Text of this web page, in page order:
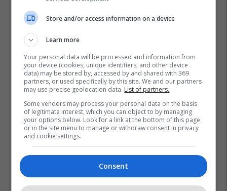
Store and/or access information on a device
Learn more
Your personal data will be processed and information from
your device (cookies, unique identifiers, and other device
data) may be stored by, accessed by and shared with 369
partners, or used specifically by this site. We and our partners
may use precise geolocation data. List of partners.
Some vendors may process your personal data on the basis
of legitimate interest, which you can object to by managing
your options below. Look for a link at the bottom of this page
or in the site menu to manage or withdraw consent in privacy
and cookie settings.
Consent